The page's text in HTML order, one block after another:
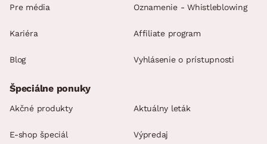
kvalitné spracovanie a komfort
dodávané v čiastočnom demonte
Pre média
Kariéra
Blog
Oznamenie - Whistleblowing
Affiliate program
Vyhlásenie o prístupnosti
Špeciálne ponuky
Akčné produkty Aktuálny leták
E-shop špeciál Výpredaj